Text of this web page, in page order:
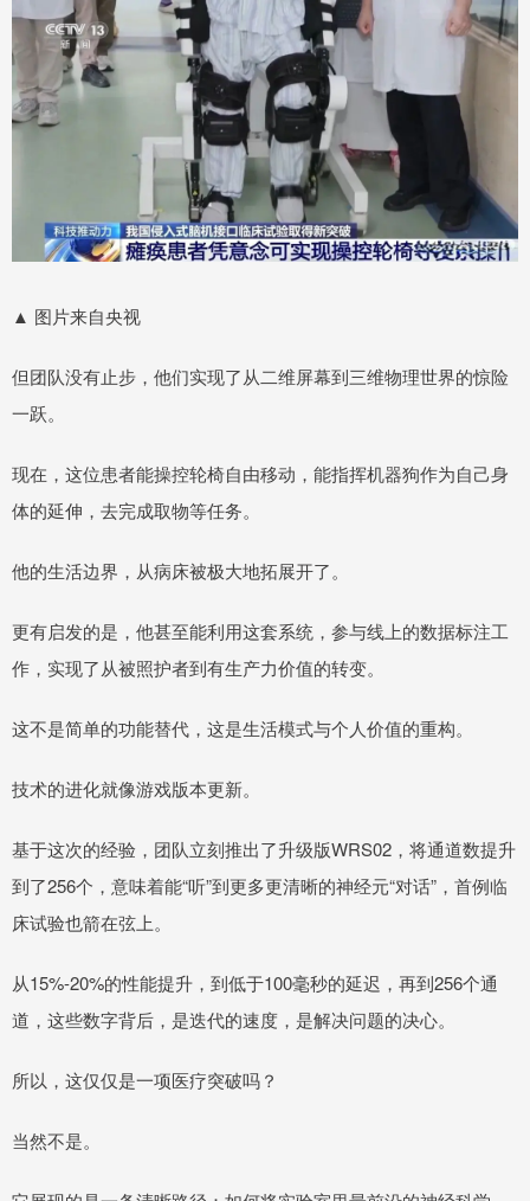
▲ 图片来自央视
但团队没有止步，他们实现了从二维屏幕到三维物理世界的惊险
一跃。
现在，这位患者能操控轮椅自由移动，能指挥机器狗作为自己身
体的延伸，去完成取物等任务。
他的生活边界，从病床被极大地拓展开了。
更有启发的是，他甚至能利用这套系统，参与线上的数据标注工
作，实现了从被照护者到有生产力价值的转变。
这不是简单的功能替代，这是生活模式与个人价值的重构。
技术的进化就像游戏版本更新。
基于这次的经验，团队立刻推出了升级版WRS02，将通道数提升
到了256个，意味着能“听”到更多更清晰的神经元“对话”，首例临
床试验也箭在弦上。
从15%-20%的性能提升，到低于100毫秒的延迟，再到256个通
道，这些数字背后，是迭代的速度，是解决问题的决心。
所以，这仅仅是一项医疗突破吗？
当然不是。